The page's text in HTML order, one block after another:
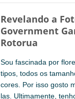
Revelando a
Government
Rotorua
Sou fascinada por
tipos, todos os
cores. Por isso gosto
las. Ultimamente,